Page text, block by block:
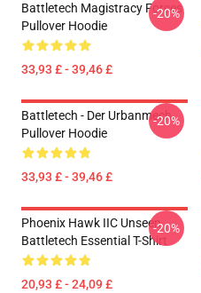
Battletech Magistracy Forces
Pullover Hoodie
33,93 £ - 39,46 £
-20%
Battletech - Der Urbanmech
Pullover Hoodie
33,93 £ - 39,46 £
-20%
Phoenix Hawk IIC Unseen
Battletech Essential T-Shirt
20,93 £ - 24,09 £
-20%